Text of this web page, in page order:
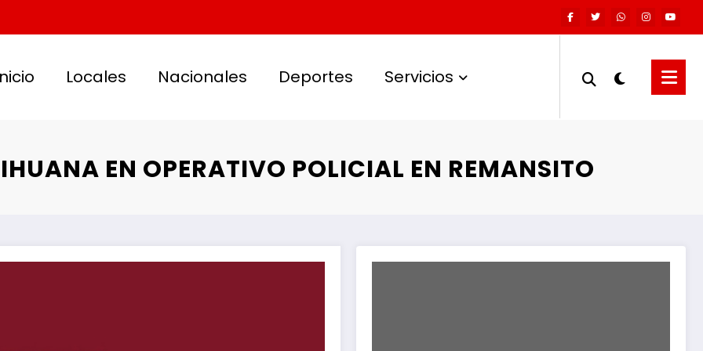
Locales Nacionales Deportes Servicios
EN OPERATIVO POLICIAL EN REMANSITO